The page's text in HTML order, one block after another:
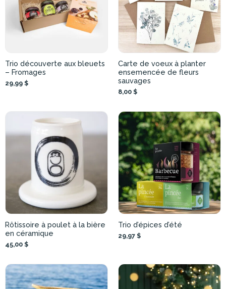
Trio découverte aux bleuets
– Fromages
29,99 $
Carte de voeux à planter
ensemencée de fleurs
sauvages
8,00 $
Rôtissoire à poulet à la bière
en céramique
45,00 $
Trio d’épices d’été
29,97 $